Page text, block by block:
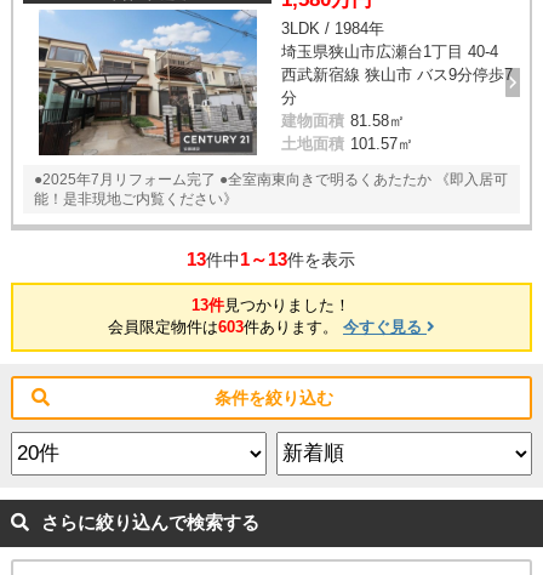
3LDK / 1984年
埼玉県狭山市広瀬台1丁目 40-4
西武新宿線 狭山市 バス9分停歩7
分
建物面積 81.58㎡
土地面積 101.57㎡
●2025年7月リフォーム完了 ●全室南東向きで明るくあたたか 《即入居可
能！是非現地ご内覧ください》
13件中1～13件を表示
13件見つかりました！
会員限定物件は603件あります。 今すぐ見る
条件を絞り込む
さらに絞り込んで検索する